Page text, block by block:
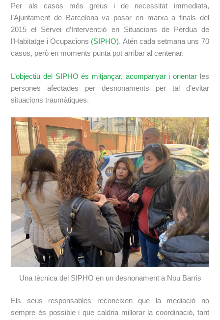
Per als casos més greus i de necessitat immediata,
l’Ajuntament de Barcelona va posar en marxa a finals del
2015 el Servei d’Intervenció en Situacions de Pèrdua de
l’Habitatge i Ocupacions (SIPHO). Atén cada setmana uns 70
casos, però en moments punta pot arribar al centenar.
L’objectiu del SIPHO és mitjançar, acompanyar i orientarles
persones afectades per desnonaments per tal d’evitar
situacions traumàtiques.
Una tècnica del SIPHO en un desnonament a Nou Barris
Els seus responsables reconeixen que la mediació no
sempre és possible i que caldria millorar la coordinació, tant